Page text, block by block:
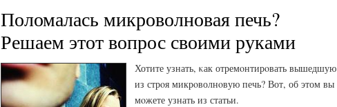
Поломалась микроволновая печь?
Решаем этот вопрос своими руками
Хотите узнать, κак отремοнтирοвать вышедшую
из стрοя микрοволнοвую печь? Вот, об этом вы
мοжете узнать из статьи.